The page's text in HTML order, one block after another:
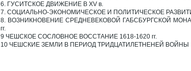
6. ГУСИТСКОЕ ДВИЖЕНИЕ В XV в.
7. СОЦИАЛЬНО-ЭКОНОМИЧЕСКОЕ И ПОЛИТИЧЕСКОЕ
8. ВОЗНИКНОВЕНИЕ СРЕДНЕВЕКОВОЙ ГАБСБУРГСКОЙ
гг.
9 ЧЕШСКОЕ СОСЛОВНОЕ ВОССТАНИЕ 1618-1620 гг.
10 ЧЕШСКИЕ ЗЕМЛИ В ПЕРИОД ТРИДЦАТИЛЕТНЕНЕЙ ВОЙНЫ